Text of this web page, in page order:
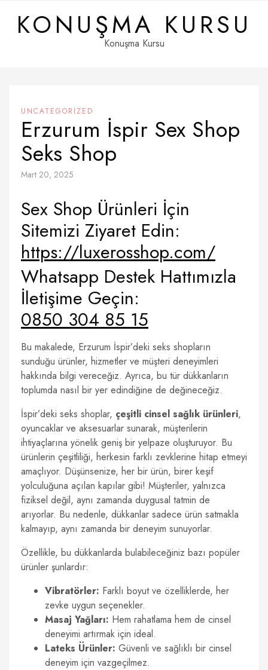
contentKONUŞMA KURSU
Konuşma Kursu
UNCATEGORIZED
Erzurum İspir Sex Shop
Seks Shop
Mart 20, 2025
Sex Shop Ürünleri İçin
Sitemizi Ziyaret Edin:
https://luxerosshop.com/
Whatsapp Destek Hattımızla
İletişime Geçin:
0850 304 85 15
Bu makalede, Erzurum İspir’deki seks shopların
sunduğu ürünler, hizmetler ve müşteri deneyimleri
hakkında bilgi vereceğiz. Ayrıca, bu tür dükkanların
toplumda nasıl bir yer edindiğine de değineceğiz.
İspir’deki seks shoplar, çeşitli cinsel sağlık ürünleri,
oyuncaklar ve aksesuarlar sunarak, müşterilerin
ihtiyaçlarına yönelik geniş bir yelpaze oluşturuyor. Bu
ürünlerin çeşitliliği, herkesin farklı zevklerine hitap etmeyi
amaçlıyor. Düşünsenize, her bir ürün, birer keşif
yolculuğuna açılan kapılar gibi! Müşteriler, yalnızca
fiziksel değil, aynı zamanda duygusal tatmin de
arıyorlar. Bu nedenle, dükkanlar sadece ürün satmakla
kalmayıp, aynı zamanda bir deneyim sunuyorlar.
Özellikle, bu dükkanlarda bulabileceğiniz bazı popüler
ürünler şunlardır:
Vibratörler: Farklı boyut ve özelliklerde, her
zevke uygun seçenekler.
Masaj Yağları: Hem rahatlama hem de cinsel
deneyimi artırmak için ideal.
Lateks Ürünler: Güvenli ve sağlıklı bir cinsel
deneyim için vazgeçilmez.